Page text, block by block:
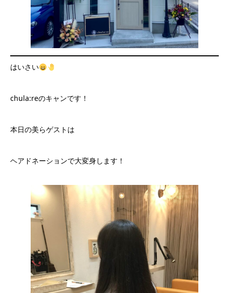
はいさい
chula:reのキャンです！
本日の美らゲストは
ヘアドネーションで大変身します！